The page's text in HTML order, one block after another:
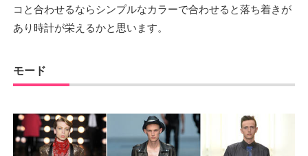
コと合わせるならシンプルなカラーで合わせると落ち着きが
あり時計が栄えるかと思います。
モード